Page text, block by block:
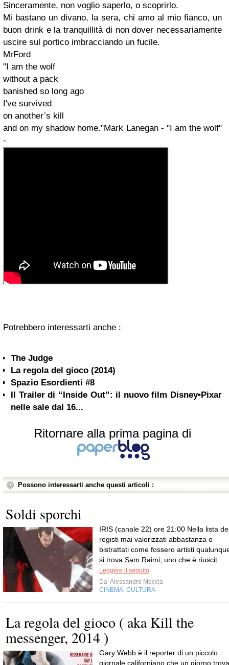
Sinceramente, non voglio saperlo, o scoprirlo.
Mi bastano un divano, la sera, chi amo al mio fianco, un
buon drink e la tranquillità di non dover necessariamente
uscire sul portico imbracciando un fucile.
MrFord
"I am the wolf
without a pack
banished so long ago
I've survived
on another’s kill
and on my shadow home."Mark Lanegan - "I am the wolf"
-
Potrebbero interessarti anche :
The Judge
La regola del gioco (2014)
Spazio Esordienti #8
Il Trailer di “Inside Out”: il nuovo film Disney•Pixar
nelle sale dal 16...
Ritornare alla prima pagina di
Possono interessarti anche questi articoli :
Soldi sporchi
IRIS (canale 22) ore 21:00 Nella lista
registi mai valorizzati abbastanza o
bistrattati come fossero artisti
si trova Sam Raimi, uno che è riuscit...
Leggere il seguito
Da Alessandro Moccia
CINEMA, CULTURA
La regola del gioco ( aka Kill the
messenger, 2014 )
Gary Webb è il reporter di un piccolo
giornale californiano che un giorno trova